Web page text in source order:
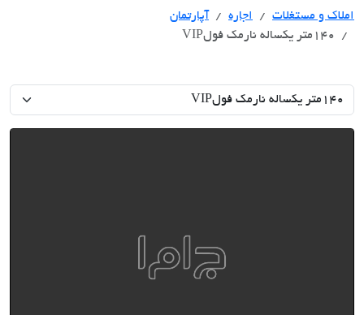
املاک و مستغلات اجاره اجاره
آپارتمان
۱۴۰متر یکساله نارمک فولVIP